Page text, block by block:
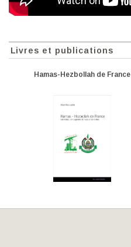
Livres et publications
Hamas-Hezbollah de France